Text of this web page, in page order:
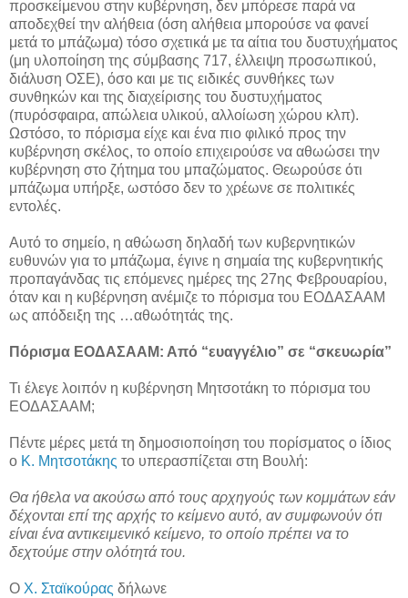
προσκείμενου στην κυβέρνηση, δεν μπόρεσε παρά να
αποδεχθεί την αλήθεια (όση αλήθεια μπορούσε να φανεί
μετά το μπάζωμα) τόσο σχετικά με τα αίτια του δυστυχήματος
(μη υλοποίηση της σύμβασης 717, έλλειψη προσωπικού,
διάλυση ΟΣΕ), όσο και με τις ειδικές συνθήκες των
συνθηκών και της διαχείρισης του δυστυχήματος
(πυρόσφαιρα, απώλεια υλικού, αλλοίωση χώρου κλπ).
Ωστόσο, το πόρισμα είχε και ένα πιο φιλικό προς την
κυβέρνηση σκέλος, το οποίο επιχειρούσε να αθωώσει την
κυβέρνηση στο ζήτημα του μπαζώματος. Θεωρούσε ότι
μπάζωμα υπήρξε, ωστόσο δεν το χρέωνε σε πολιτικές
εντολές.
Αυτό το σημείο, η αθώωση δηλαδή των κυβερνητικών
ευθυνών για το μπάζωμα, έγινε η σημαία της κυβερνητικής
προπαγάνδας τις επόμενες ημέρες της 27ης Φεβρουαρίου,
όταν και η κυβέρνηση ανέμιζε το πόρισμα του ΕΟΔΑΣΑΑΜ
ως απόδειξη της …αθωότητάς της.
Πόρισμα ΕΟΔΑΣΑΑΜ: Από “ευαγγέλιο” σε “σκευωρία”
Τι έλεγε λοιπόν η κυβέρνηση Μητσοτάκη το πόρισμα του
ΕΟΔΑΣΑΑΜ;
Πέντε μέρες μετά τη δημοσιοποίηση του πορίσματος ο ίδιος
ο Κ. Μητσοτάκης το υπερασπίζεται στη Βουλή:
Θα ήθελα να ακούσω από τους αρχηγούς των κομμάτων εάν
δέχονται επί της αρχής το κείμενο αυτό, αν συμφωνούν ότι
είναι ένα αντικειμενικό κείμενο, το οποίο πρέπει να το
δεχτούμε στην ολότητά του.
Ο Χ. Σταϊκούρας δήλωνε